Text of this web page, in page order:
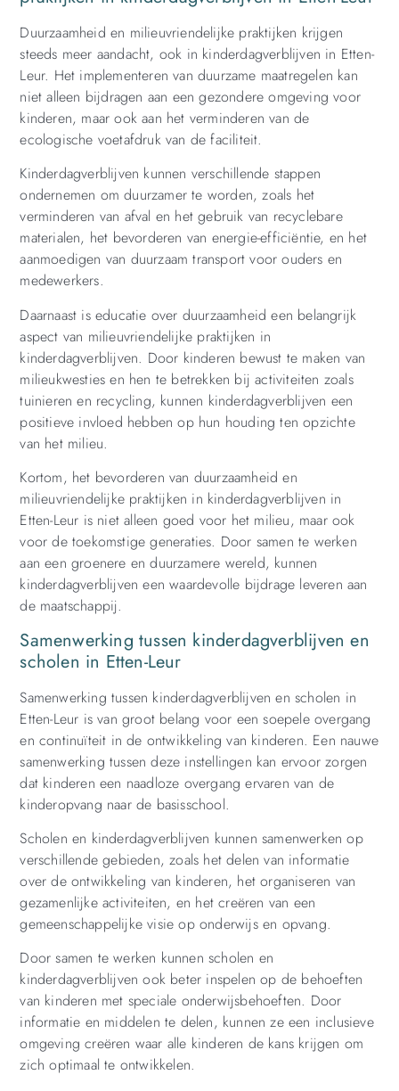
Duurzaamheid en milieuvriendelijke praktijken krijgen
steeds meer aandacht, ook in kinderdagverblijven in Etten-
Leur. Het implementeren van duurzame maatregelen kan
niet alleen bijdragen aan een gezondere omgeving voor
kinderen, maar ook aan het verminderen van de
ecologische voetafdruk van de faciliteit.
Kinderdagverblijven kunnen verschillende stappen
ondernemen om duurzamer te worden, zoals het
verminderen van afval en het gebruik van recyclebare
materialen, het bevorderen van energie-efficiëntie, en het
aanmoedigen van duurzaam transport voor ouders en
medewerkers.
Daarnaast is educatie over duurzaamheid een belangrijk
aspect van milieuvriendelijke praktijken in
kinderdagverblijven. Door kinderen bewust te maken van
milieukwesties en hen te betrekken bij activiteiten zoals
tuinieren en recycling, kunnen kinderdagverblijven een
positieve invloed hebben op hun houding ten opzichte
van het milieu.
Kortom, het bevorderen van duurzaamheid en
milieuvriendelijke praktijken in kinderdagverblijven in
Etten-Leur is niet alleen goed voor het milieu, maar ook
voor de toekomstige generaties. Door samen te werken
aan een groenere en duurzamere wereld, kunnen
kinderdagverblijven een waardevolle bijdrage leveren aan
de maatschappij.
Samenwerking tussen kinderdagverblijven en
scholen in Etten-Leur
Samenwerking tussen kinderdagverblijven en scholen in
Etten-Leur is van groot belang voor een soepele overgang
en continuïteit in de ontwikkeling van kinderen. Een nauwe
samenwerking tussen deze instellingen kan ervoor zorgen
dat kinderen een naadloze overgang ervaren van de
kinderopvang naar de basisschool.
Scholen en kinderdagverblijven kunnen samenwerken op
verschillende gebieden, zoals het delen van informatie
over de ontwikkeling van kinderen, het organiseren van
gezamenlijke activiteiten, en het creëren van een
gemeenschappelijke visie op onderwijs en opvang.
Door samen te werken kunnen scholen en
kinderdagverblijven ook beter inspelen op de behoeften
van kinderen met speciale onderwijsbehoeften. Door
informatie en middelen te delen, kunnen ze een inclusieve
omgeving creëren waar alle kinderen de kans krijgen om
zich optimaal te ontwikkelen.